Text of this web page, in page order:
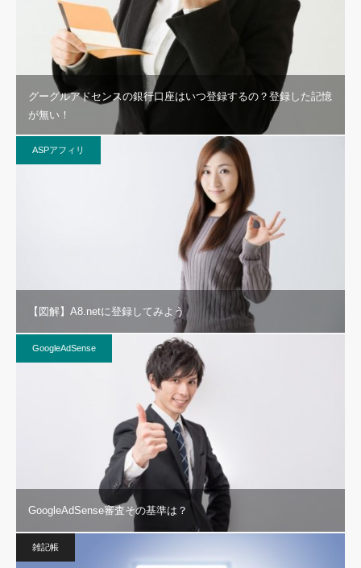
グーグルアドセンスの銀行口座はいつ登録するの？登録した記憶
が無い！
ASPアフィリ
【図解】A8.netに登録してみよう
GoogleAdSense
GoogleAdSense審査その基準は？
雑記帳